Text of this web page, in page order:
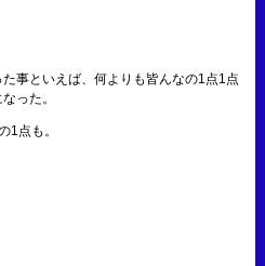
事といえば、何よりも皆んなの1点1点
った。
1点も。